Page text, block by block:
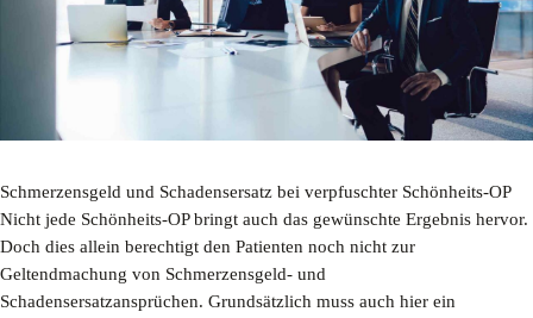
Schmerzensgeld und Schadensersatz bei verpfuschter Schönheits-OP
Nicht jede Schönheits-OP bringt auch das gewünschte Ergebnis hervor.
Doch dies allein berechtigt den Patienten noch nicht zur
Geltendmachung von Schmerzensgeld- und
Schadensersatzansprüchen. Grundsätzlich muss auch hier ein